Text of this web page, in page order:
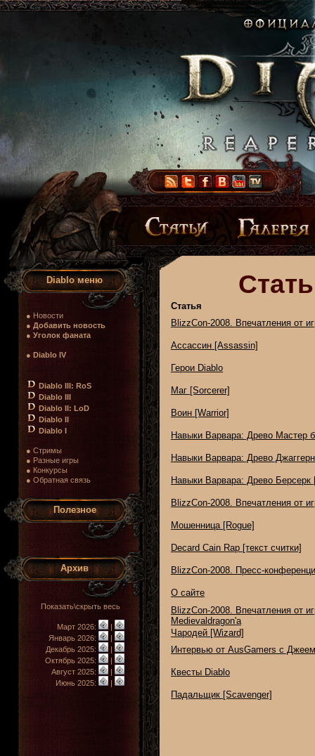
Diablo меню
● Новости
● Добавить новость
● Уголок фаната
● Diablo IV
Diablo III: RoS
Diablo III
Diablo II: LoD
Diablo II
Diablo I
● Стримы
● Разные игры
● Конкурсы
● Обратная связь
Полезное
Архив
Показать\скрыть весь
Март 2026:
|
Январь 2026:
|
Декабрь 2025:
|
Октябрь 2025:
|
Август 2025:
|
Июнь 2025:
|
Статья
BlizzCon-2008. Впечатления от
Ассассин [Assassin]
Герои Diablo
Маг [Sorcerer]
Воин [Warrior]
Навыки Варвара: Древо Мастер
Навыки Варвара: Древо
Навыки Варвара: Древо Берсерк
BlizzCon-2008. Впечатления от
Мошенница [Rogue]
Decard Cain Rap [текст считки]
BlizzCon-2008. Пресс-
О сайте
BlizzCon-2008. Впечатления от
Medievaldragon'а
Чародей [Wizard]
Интервью от AusGamers с
Квесты Diablo
Падальщик [Scavenger]